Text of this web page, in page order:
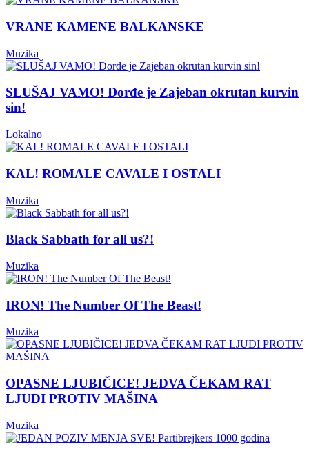
VRANE KAMENE BALKANSKE
Muzika
SLUŠAJ VAMO! Đorđe je Zajeban okrutan kurvin
sin!
Lokalno
KAL! ROMALE CAVALE I OSTALI
Muzika
Black Sabbath for all us?!
Muzika
IRON! The Number Of The Beast!
Muzika
OPASNE LJUBIČICE! JEDVA ČEKAM RAT
LJUDI PROTIV MAŠINA
Muzika